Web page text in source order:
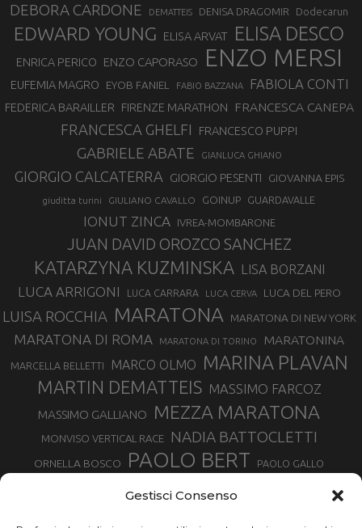
Gestisci Consenso
DEBORA CARDONE DEMATTEIS DENISA DRAGOMIR Dodecarun
EDWARD YOUNG ELISA ARVAT ELISA DESCO
ENRICA PERICO ENZO CAPORASO ENZO MERSI
EUFEMIA MAGRO EYOB FANIEL FABIO BAZZANA FABIOLA CONTI
FEDERICA BARAILLER FIRENZE MARATHON FRANCESCA CANEPA
FRANCESCA GHELFI FRANCESCO PUPPI
GABRIELE ABATE GIANLUCA GHIANO
GIORGIO CALCATERRA GIORGIO PESENTI GIOVANNA EPIS
giuditta turini GIULIANO CAVALLO GOINUP GUARDAVALLE
IONUT ZINCA IVREA-MOMBARONE
JUAN DAVID OROZCO SANCHEZ
KATARZYNA KUZMINSKA LISA BORZANI
LUCA ARRIGONI LUCA CARRARA LUCA CERVA LUCA DEL PERO
LUISA ROCCHIA MARATONA MARATONA DI NEW YORK
MARATONA DI ROMA MARATONA DI TORINO MARATONINA
MARCELLA BELLETTI MARCO OLMO MARINA PLAVAN
MARTIN DEMATTEIS MASSIMO FARCOZ
MASSIMO GALLIANO MEZZA MARATONA
MONVISO VERTICAL RACE NADIA BATTOCLETTI
ORNELLA BOSCO PAOLO BERT PAOLO GALLO